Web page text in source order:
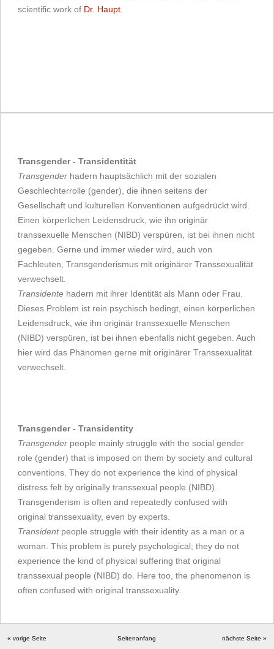
scientific work of Dr. Haupt
Transgender - Transidentität
Transgender hadern hauptsächlich mit der sozialen
Geschlechterrolle (gender), die ihnen seitens der
Gesellschaft und kulturellen Konventionen aufgedrückt wird.
Einen körperlichen Leidensdruck, wie ihn originär
transsexuelle Menschen (NIBD) verspüren, ist bei ihnen nicht
gegeben. Gerne und immer wieder wird, auch von
Fachleuten, Transgenderismus mit originärer Transsexualität
verwechselt.
Transidente hadern mit ihrer Identität als Mann oder Frau.
Dieses Problem ist rein psychisch bedingt, einen körperlichen
Leidensdruck, wie ihn originär transsexuelle Menschen
(NIBD) verspüren, ist bei ihnen ebenfalls nicht gegeben. Auch
hier wird das Phänomen gerne mit originärer Transsexualität
verwechselt.
Transgender - Transidentity
Transgender people mainly struggle with the social gender
role (gender) that is imposed on them by society and cultural
conventions. They do not experience the kind of physical
distress felt by originally transsexual people (NIBD).
Transgenderism is often and repeatedly confused with
original transsexuality, even by experts.
Transidentpeople struggle with their identity as a man or a
woman. This problem is purely psychological; they do not
experience the kind of physical suffering that original
transsexual people (NIBD) do. Here too, the phenomenon is
often confused with original transsexuality.
« vorige Seite Seitenanfang nächste Seite »